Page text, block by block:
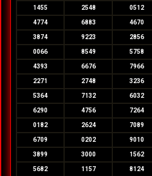
1455 2548 0512
4774 6883 4670
3874 9223 2856
0066 8549 5758
4393 6676 7966
2271 2748 3236
5364 7132 6032
6290 4756 7264
0182 2624 7089
6709 0202 9010
3899 3000 1562
5682 1157 8124